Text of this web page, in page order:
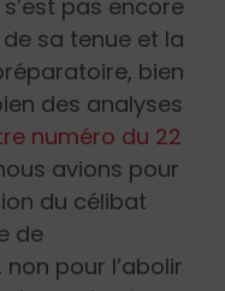
pas encore
de sa tenue et la
bien
des analyses
numéro du 22
avions pour
du célibat
de
pour l’abolir